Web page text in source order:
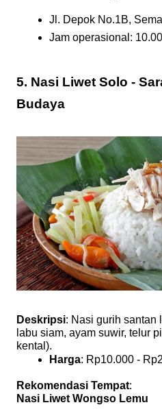
Jl. Depok No.1B,
Jam operasional:
5. Nasi Liwet Solo -
Budaya
Deskripsi: Nasi gurih santan
labu siam, ayam suwir, telur
kental).
Harga: Rp10.000 -
Rekomendasi Tempat:
Nasi Liwet Wongso Lemu